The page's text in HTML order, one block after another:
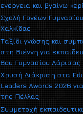
ενέργεια και βγαίνω
Σχολή Γονέων
Χαλκίδας
Ταξίδι γνώσης και
στη Βιέννη για
6ου Γυμνασίου Λάρισας
Χρυσή Διάκριση στα
Leaders Awards 2026
της Πέλλας
Συμμετοχή